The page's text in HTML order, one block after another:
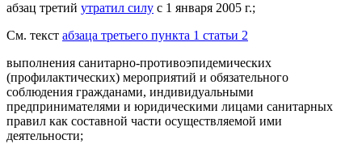
абзац третий утратил силу с 1 января 2005 г.;
См. текст абзаца третьего пункта 1 статьи 2
выполнения санитарно-противоэпидемических
(профилактических) мероприятий и обязательного
соблюдения гражданами, индивидуальными
предпринимателями и юридическими лицами санитарных
правил как составной части осуществляемой ими
деятельности;